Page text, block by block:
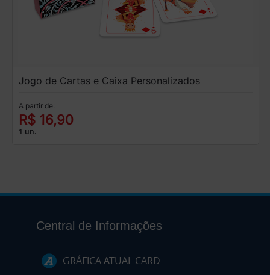
Jogo de Cartas e Caixa Personalizados
A partir de:
R$ 16,90
1 un.
Central de Informações
GRÁFICA ATUAL CARD